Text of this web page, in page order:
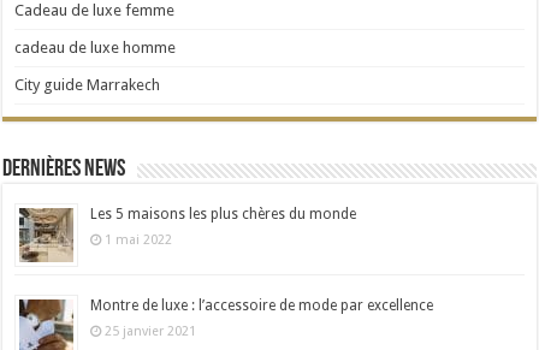
Cadeau de luxe femme
cadeau de luxe homme
City guide Marrakech
Dernières news
Les 5 maisons les plus chères du monde
1 mai 2022
Montre de luxe : l’accessoire de mode par excellence
25 janvier 2021